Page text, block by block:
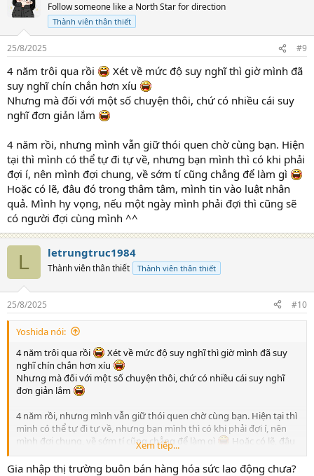
Follow someone like a North Star for direction
Thành viên thân thiết
25/8/2025 #9
4 năm trôi qua rồi
Xét về mức độ suy nghĩ thì giờ mình đã
suy nghĩ chín chắn hơn xíu
Nhưng mà đối với một số chuyện thôi, chứ có nhiều cái suy
nghĩ đơn giản lắm
4 năm rồi, nhưng mình vẫn giữ thói quen chờ cùng bạn. Hiện
tại thì mình có thể tự đi tự về, nhưng bạn mình thì có khi phải
đợi í, nên mình đợi chung, về sớm tí cũng chẳng để làm gì
Hoặc có lẽ, đâu đó trong thâm tâm, mình tin vào luật nhân
quả. Mình hy vọng, nếu một ngày mình phải đợi thì cũng sẽ
có người đợi cùng mình ^^
L letrungtruc1984
Thành viên thân thiết Thành viên thân thiết
25/8/2025 #10
Yoshida nói:
4 năm trôi qua rồi
Xét về mức độ suy nghĩ thì giờ mình đã suy
nghĩ chín chắn hơn xíu
Nhưng mà đối với một số chuyện thôi, chứ có nhiều cái suy nghĩ
đơn giản lắm
4 năm rồi, nhưng mình vẫn giữ thói quen chờ cùng bạn. Hiện tại thì
mình có thể tự đi tự về, nhưng bạn mình thì có khi phải đợi í, nên
mình đợi chung, về sớm tí cũng chẳng để làm gì
Hoặc có lẽ, đâu
đó trong thâm tâm, mình tin vào luật nhân quả. Mình hy vọng, nếu
một ngày mình phải đợi thì cũng sẽ có người đợi cùng mình ^^
Xem tiếp...
Gia nhập thị trường buôn bán hàng hóa sức lao động chưa?